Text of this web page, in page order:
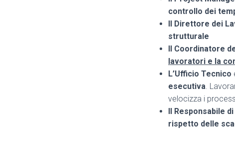
controllo dei
Il Direttore dei
strutturale
Il Coordinatore
lavoratori e la
L’Ufficio Tecnico
esecutiva.
velocizza i
Il Responsabile
rispetto delle